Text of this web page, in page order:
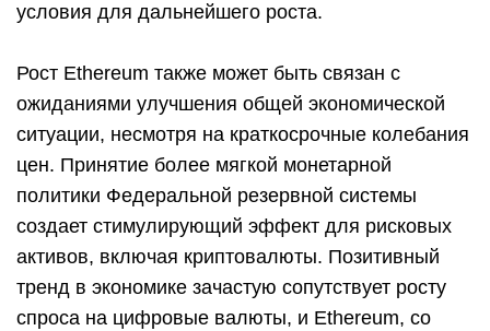
условия для дальнейшего роста.
Рост Ethereum также может быть связан с
ожиданиями улучшения общей экономической
ситуации, несмотря на краткосрочные колебания
цен. Принятие более мягкой монетарной
политики Федеральной резервной системы
создает стимулирующий эффект для рисковых
активов, включая криптовалюты. Позитивный
тренд в экономике зачастую сопутствует росту
спроса на цифровые валюты, и Ethereum, со